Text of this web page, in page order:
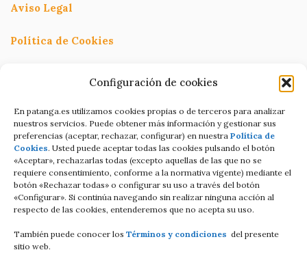
Configuración de cookies
En patanga.es utilizamos cookies propias o de terceros para analizar
nuestros servicios. Puede obtener más información y gestionar sus
preferencias (aceptar, rechazar, configurar) en nuestra Política de
Cookies. Usted puede aceptar todas las cookies pulsando el botón
«Aceptar», rechazarlas todas (excepto aquellas de las que no se
requiere consentimiento, conforme a la normativa vigente) mediante el
botón «Rechazar todas» o configurar su uso a través del botón
«Configurar». Si continúa navegando sin realizar ninguna acción al
respecto de las cookies, entenderemos que no acepta su uso.
También puede conocer los Términos y condiciones del presente
sitio web.
Aviso Legal
Política de Cookies
Términos y condiciones
Condiciones de contratación Online
C/Altamira baja 8
Luanco Asturias ESPAÑA
Tell: +34 687821858
Email: info@patanga.es